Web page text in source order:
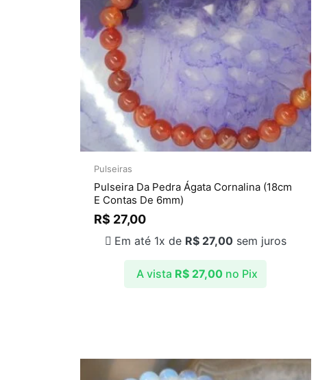
Pulseiras
Pulseira Da Pedra Ágata Cornalina (18cm
E Contas De 6mm)
R$ 27,00
A vista R$27,00 no Pix
Em até 1x de R$27,00sem juros